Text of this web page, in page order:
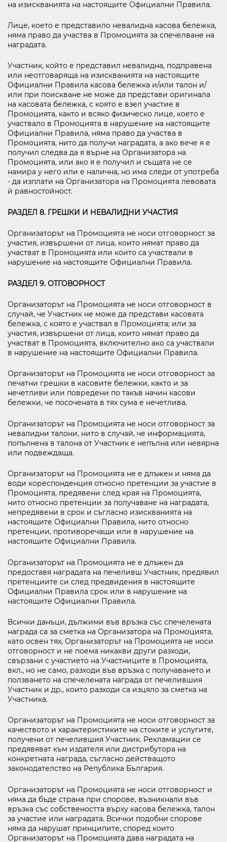
на изискванията на настоящите Официални Правила.
Лице, което е представило невалидна касова бележка,
няма право да участва в Промоцията за спечелване на
наградата.
Участник, който е представил невалидна, подправена
или неотговаряща на изискванията на настоящите
Официални Правила касова бележка и/или талон и/
или при поискване не може да представи оригинала
на касовата бележка, с която е взел участие в
Промоцията, както и всяко физическо лице, което е
участвало в Промоцията в нарушение на настоящите
Официални Правила, няма право да участва в
Промоцията, нито да получи наградата, а ако вече я е
получил следва да я върне на Организатора на
Промоцията, или ако я е получил и същата не се
намира у него или е налична, но има следи от употреба
- да изплати на Организатора на Промоцията левовата
ѝ равностойност.
РАЗДЕЛ 8. ГРЕШКИ И НЕВАЛИДНИ УЧАСТИЯ
Организаторът на Промоцията не носи отговорност за
участия, извършени от лица, които нямат право да
участват в Промоцията или които са участвали в
нарушение на настоящите Официални Правила.
РАЗДЕЛ 9. ОТГОВОРНОСТ
Организаторът на Промоцията не носи отговорност в
случай, че Участник не може да представи касовата
бележка, с която е участвал в Промоцията; или за
участия, извършени от лица, които нямат право да
участват в Промоцията, включително ако са участвали
в нарушение на настоящите Официални Правила.
Организаторът на Промоцията не носи отговорност за
печатни грешки в касовите бележки, както и за
нечетливи или повредени по такъв начин касови
бележки, че посочената в тях сума е нечетлива.
Организаторът на Промоцията не носи отговорност за
невалидни талони, нито в случай, че информацията,
попълнена в талона от Участник е непълна или невярна
или подвеждаща.
Организаторът на Промоцията не е длъжен и няма да
води кореспонденция относно претенции за участие в
Промоцията, предявени след края на Промоцията,
нито относно претенции за получаване на наградата,
непредявени в срок и съгласно изискванията на
настоящите Официални Правила, нито относно
претенции, противоречащи или в нарушение на
настоящите Официални Правила.
Организаторът на Промоцията не е длъжен да
предоставя наградата на печеливш Участник, предявил
претенциите си след предвидения в настоящите
Официални Правила срок или в нарушение на
настоящите Официални Правила.
Всички данъци, дължими във връзка със спечелената
награда са за сметка на Организатора на Промоцията,
като освен тях, Организаторът на Промоцията не носи
отговорност и не поема никакви други разходи,
свързани с участието на Участниците в Промоцията,
вкл., но не само, разходи във връзка с получаването и
ползването на спечелената награда от печелившия
Участник и др., които разходи са изцяло за сметка на
Участника.
Организаторът на Промоцията не носи отговорност за
качеството и характеристиките на стоките и услугите,
получени от печелившия Участник. Рекламации се
предявяват към издателя или дистрибутора на
конкретната награда, съгласно действащото
законодателство на Република България.
Организаторът на Промоцията не носи отговорност и
няма да бъде страна при спорове, възникнали във
връзка със собствеността върху касова бележка, талон
за участие или наградата. Всички подобни спорове
няма да нарушат принципите, според които
Организаторът на Промоцията дава наградата на